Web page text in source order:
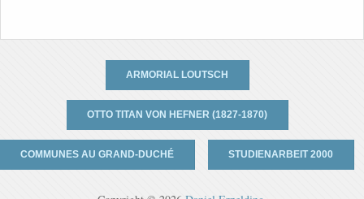
ARMORIAL LOUTSCH
OTTO TITAN VON HEFNER (1827-1870)
COMMUNES AU GRAND-DUCHÉ STUDIENARBEIT 2000